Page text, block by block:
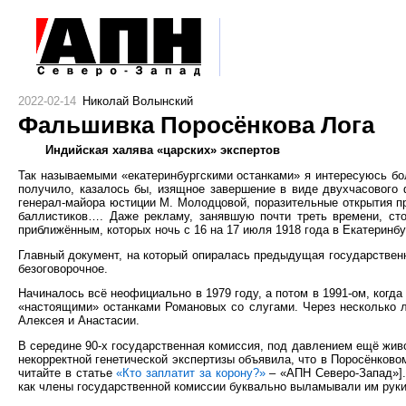
2022-02-14 Николай Волынский
Фальшивка Поросёнкова Лога
Индийская халява «царских» экспертов
Так называемыми «екатеринбургскими останками» я интересуюсь
получило, казалось бы, изящное завершение в виде
генерал-майора юстиции М. Молодцовой, поразительные открытия
баллистиков…. Даже рекламу, занявшую почти треть времени,
приближённым, которых ночь с 16 на 17 июля 1918 года в
Главный документ, на который опиралась предыдущая
безоговорочное.
Начиналось всё неофициально в 1979 году, а потом в 1991-ом,
«настоящими» останками Романовых со слугами. Через несколько
Алексея и Анастасии.
В середине 90-х государственная комиссия, под давлением ещё
некорректной генетической экспертизы объявила, что в
читайте в статье«Кто заплатит за корону?»– «АПН Северо-Запад»].
как члены государственной комиссии буквально выламывали им